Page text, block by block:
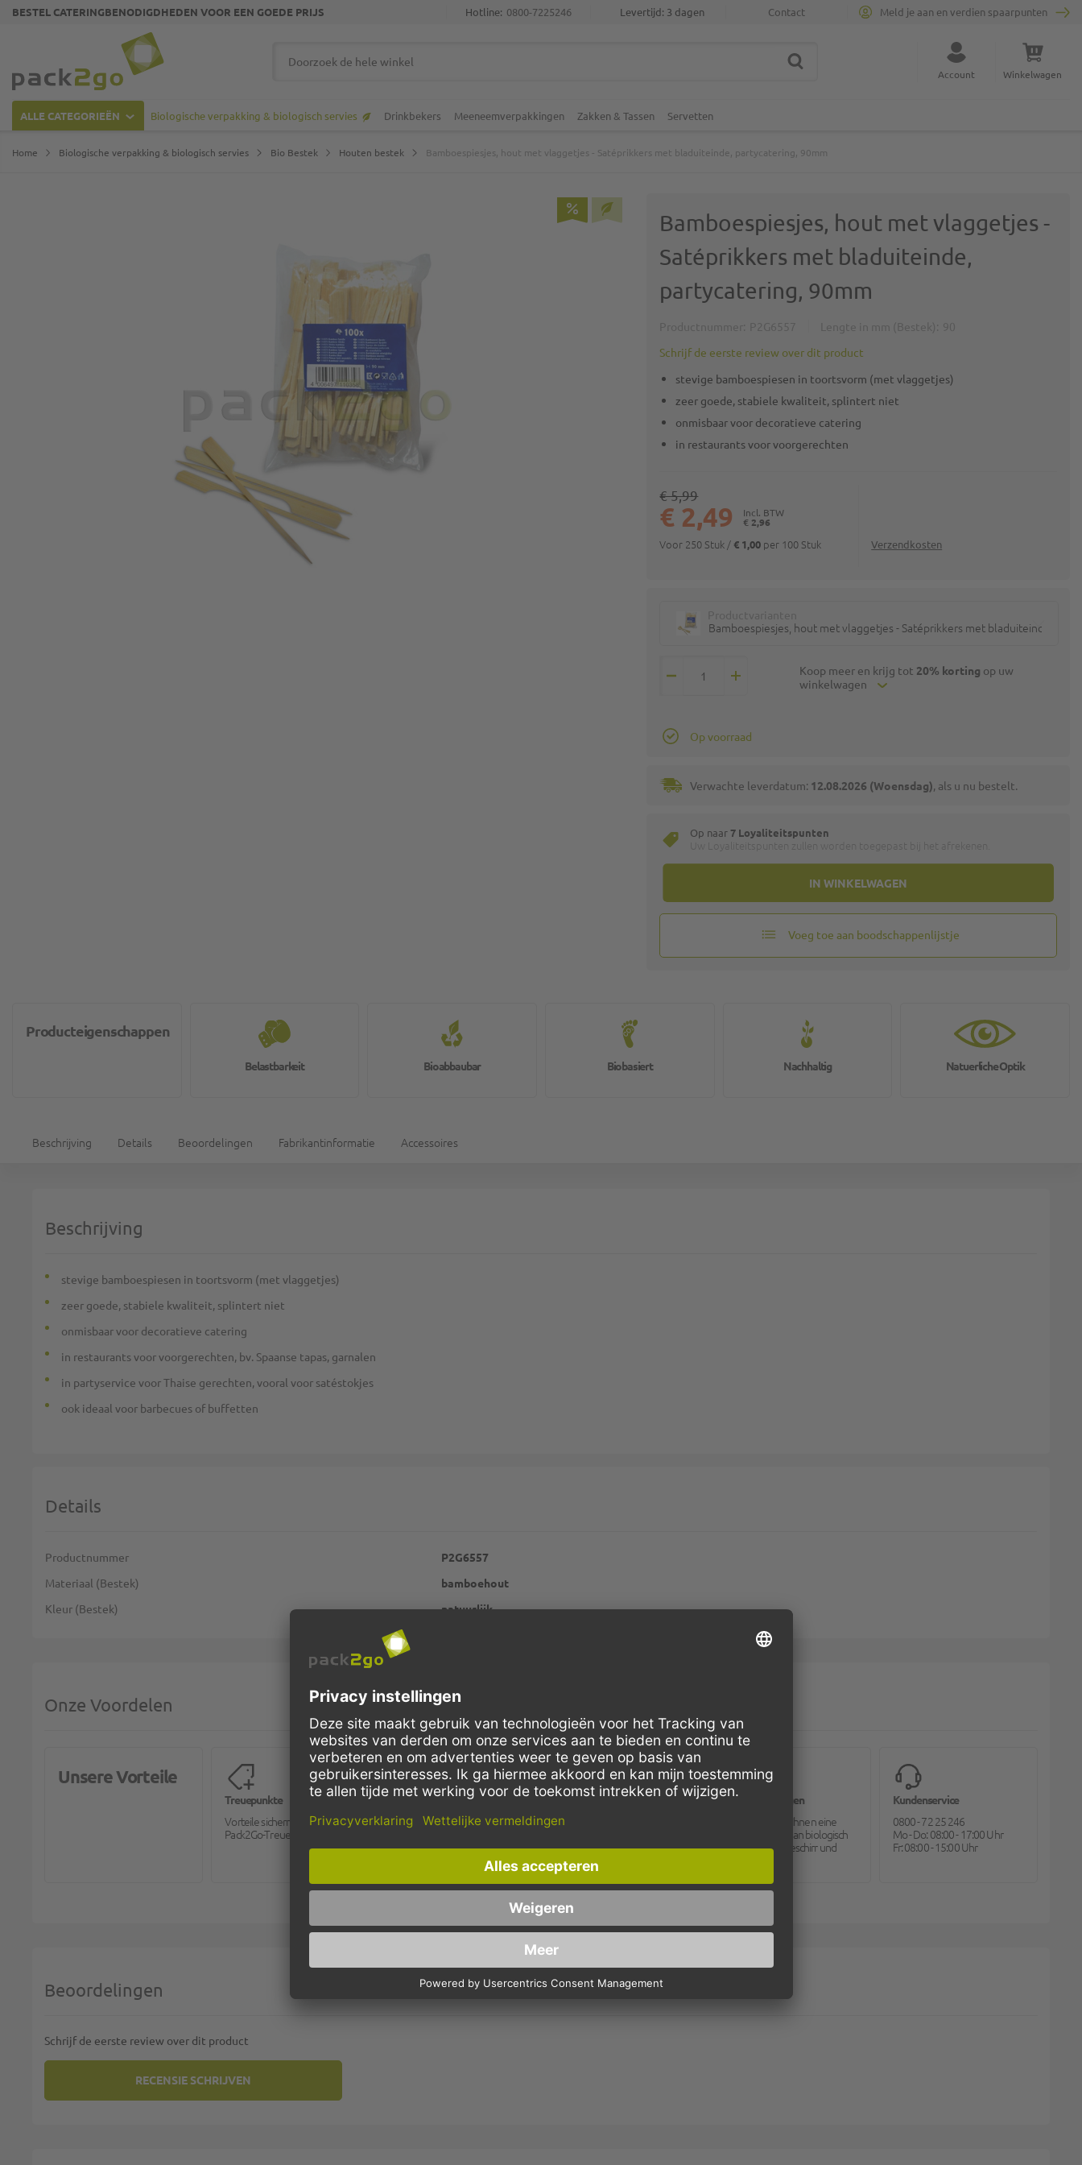
BESTEL CATERINGBENODIGDHEDEN VOOR EEN GOEDE PRIJS Contact
Levertijd: 3 dagen
Hotline: 0800-7225246 Meld je aan en verdien spaarpunten
Sluit zoekopdracht
ZOEK Account Winkelwagen
ALLE CATEGORIEËN Biologische verpakking & biologisch servies Drinkbekers Meeneemverpakkingen Zakken & Tassen Servetten
Home Biologische verpakking & biologisch servies Bio Bestek Houten bestek Bamboespiesjes, hout met vlaggetjes - Satéprikkers met bladuiteinde, partycatering, 90mm
Bamboespiesjes, hout met vlaggetjes -
Satéprikkers met bladuiteinde,
partycatering, 90mm
Schrijf de eerste review over dit product
stevige bamboespiesen in toortsvorm (met vlaggetjes)
zeer goede, stabiele kwaliteit, splintert niet
onmisbaar voor decoratieve catering
in restaurants voor voorgerechten
Verzendkosten
€ 2,96
€ 2,49
€ 5,99
Voor 250 Stuk / € 1,00 per 100 Stuk
Bamboespiesjes, hout met vlaggetjes - Satéprikkers met bladuiteinde,
Koop meer en krijg tot 20% korting op uw
winkelwagen
IN WINKELWAGEN
Op voorraad
Verwachte leverdatum: 12.08.2026 (Woensdag) , als u nu bestelt.
Op naar 7 Loyaliteitspunten
Voeg toe aan boodschappenlijstje
Producteigenschappen
Belastbarkeit Bioabbaubar Biobasiert Nachhaltig Natuerliche Optik
Beschrijving Details Beoordelingen Fabrikantinformatie Accessoires
Beschrijving
stevige bamboespiesen in toortsvorm (met vlaggetjes)
zeer goede, stabiele kwaliteit, splintert niet
onmisbaar voor decoratieve catering
in restaurants voor voorgerechten, bv. Spaanse tapas, garnalen
in partyservice voor Thaise gerechten, vooral voor satéstokjes
ook ideaal voor barbecues of buffetten
Details
Meer informatie
Productnummer
P2G6557
Materiaal (Bestek)
bamboehout
Kleur (Bestek)
natuurlijk
Onze Voordelen
Unsere Vorteile
Treuepunkte
Vorteile sichern mit dem
Pack2Go-Treueprogramm.
Schnelle Lieferung
Bestellungen bis 10 Uhr,
selben Tag verschickt.
Kostenloser Versand
Innerhalb Deutschlands, bei
Netto-Warenwert.
Bioverpackungen
Pack2go bietet Ihnen eine
große Auswahl an biologisch
abbaubarem Geschirr und
Kundenservice
0800 - 72 25 246
Mo - Do: 08:00 - 17:00 Uhr
Fr: 08:00 - 15:00 Uhr
Beoordelingen
Schrijf de eerste review over dit product
RECENSIE SCHRIJVEN